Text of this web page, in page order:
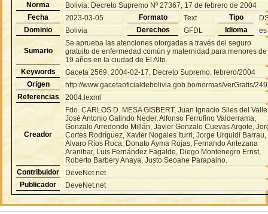
Norma
Bolivia: Decreto Supremo Nº 27367, 17 de febrero de 2004
Fecha
2023-03-05 Formato Text Tipo
Dominio
Bolivia Derechos GFDL Idioma es
Sumario
Se aprueba las atenciones otorgadas a través del seguro
gratuito de enfermedad común y maternidad para menores de
19 años en la ciudad de El Alto.
Keywords
Gaceta 2569, 2004-02-17, Decreto Supremo, febrero/2004
Origen
http://www.gacetaoficialdebolivia.gob.bo/normas/verGratis/
Referencias
2004.lexml
Creador
Fdo. CARLOS D. MESA GISBERT, Juan Ignacio Siles del
José Antonio Galindo Neder, Alfonso Ferrufino Valderrama,
Gonzalo Arredondo Millán, Javier Gonzalo Cuevas Argote,
Cortes Rodríguez, Xavier Nogales Iturri, Jorge Urquidi Barrau,
Alvaro Ríos Roca, Donato Ayma Rojas, Fernando Antezana
Aranibar, Luis Fernández Fagalde, Diego Montenegro Ernst,
Roberto Barbery Anaya, Justo Seoane Parapaino.
Contribuidor
DeveNet.net
Publicador
DeveNet.net